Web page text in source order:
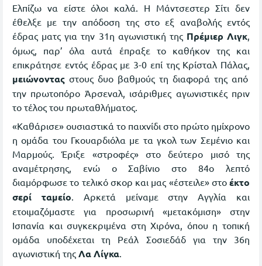
Ελπίζω να είστε όλοι καλά. Η Μάντσεστερ Σίτι δεν
έθελξε με την απόδοση της στο εξ αναβολής εντός
έδρας ματς για την 31η αγωνιστική της Πρέμιερ Λιγκ,
όμως, παρ’ όλα αυτά έπραξε το καθήκον της και
επικράτησε εντός έδρας με 3-0 επί της Κρίσταλ Πάλας,
μειώνοντας στους δυο βαθμούς τη διαφορά της από
την πρωτοπόρο Άρσεναλ, ισάριθμες αγωνιστικές πριν
το τέλος του πρωταθλήματος.
«Καθάρισε» ουσιαστικά το παιχνίδι στο πρώτο ημίχρονο
η ομάδα του Γκουαρδιόλα με τα γκολ των Σεμένιο και
Μαρμούς. Έριξε «στροφές» στο δεύτερο μισό της
αναμέτρησης, ενώ ο Σαβίνιο στο 84ο λεπτό
διαμόρφωσε το τελικό σκορ και μας «έστειλε» στο έκτο
σερί ταμείο. Αρκετά μείναμε στην Αγγλία και
ετοιμαζόμαστε για προσωρινή «μετακόμιση» στην
Ισπανία και συγκεκριμένα στη Χιρόνα, όπου η τοπική
ομάδα υποδέχεται τη Ρεάλ Σοσιεδάδ για την 36η
αγωνιστική της Λα Λίγκα.